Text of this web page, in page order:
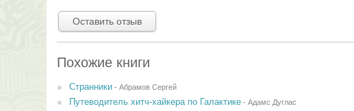
Оставить отзыв
Похожие книги
Странники- Абрамов Сергей
Путеводитель хитч-хайкера по Галактике- Адамс Дуглас